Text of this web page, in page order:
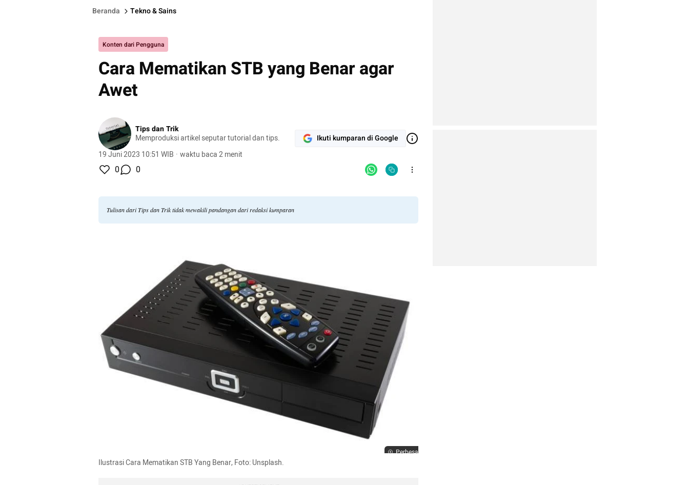
Beranda Tekno & Sains
Konten dari Pengguna
Cara Mematikan STB yang Benar agar
Awet
Tips dan Trik
Memproduksi artikel seputar tutorial dan tips.
19 Juni 2023 10:51 WIB · waktu baca 2 menit
Ikuti kumparan di Google
0 0
Tulisan dari Tips dan Trik tidak mewakili pandangan dari redaksi kumparan
Perbesar
Ilustrasi Cara Mematikan STB Yang Benar, Foto: Unsplash.